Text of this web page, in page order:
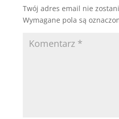
Twój adres email nie
Wymagane pola są